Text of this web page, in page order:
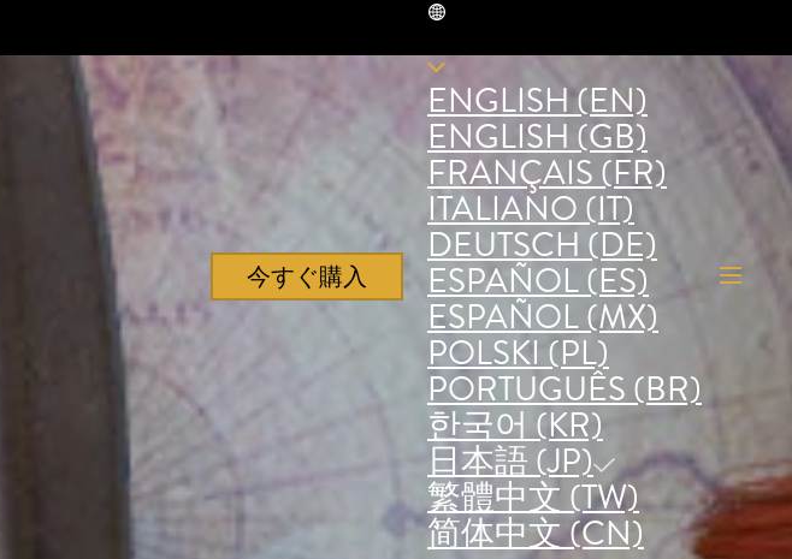
今すぐ購入
ENGLISH (EN)
ENGLISH (GB)
FRANÇAIS (FR)
ITALIANO (IT)
DEUTSCH (DE)
ESPAÑOL (ES)
ESPAÑOL (MX)
POLSKI (PL)
PORTUGUÊS (BR)
한국어 (KR)
日本語 (JP)
繁體中文 (TW)
简体中文 (CN)